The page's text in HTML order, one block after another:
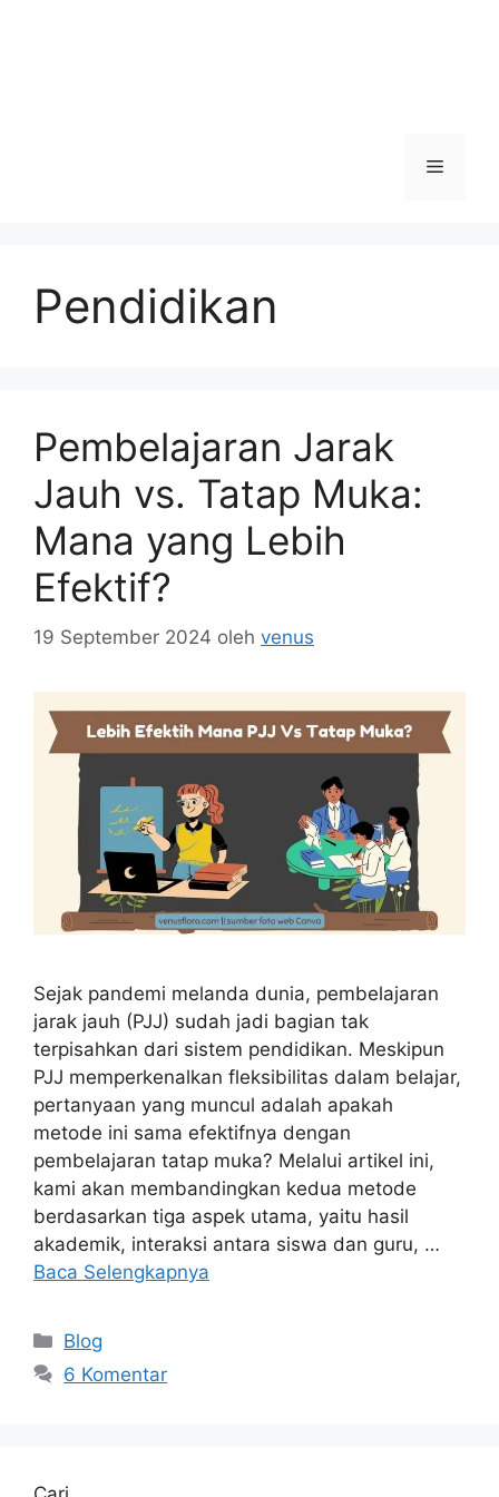
Menu
Pendidikan
Pembelajaran Jarak
Jauh vs. Tatap Muka:
Mana yang Lebih
Efektif?
19 September 2024 oleh venus
Sejak pandemi melanda dunia, pembelajaran
jarak jauh (PJJ) sudah jadi bagian tak
terpisahkan dari sistem pendidikan. Meskipun
PJJ memperkenalkan fleksibilitas dalam belajar,
pertanyaan yang muncul adalah apakah
metode ini sama efektifnya dengan
pembelajaran tatap muka? Melalui artikel ini,
kami akan membandingkan kedua metode
berdasarkan tiga aspek utama, yaitu hasil
akademik, interaksi antara siswa dan guru, …
Baca Selengkapnya
Kategori
Blog
6 Komentar